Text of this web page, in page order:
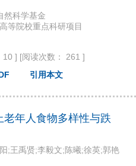
然科学基金
等院校重点科研项目
10 ] [阅读次数： 261 ]
引用本文
年人食物多样性与跌
;王禹贤;李毅文;陈曦;徐英;郭艳